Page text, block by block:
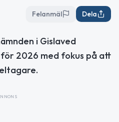
Felanmäl Dela
i Gislaved
2026 med fokus på att